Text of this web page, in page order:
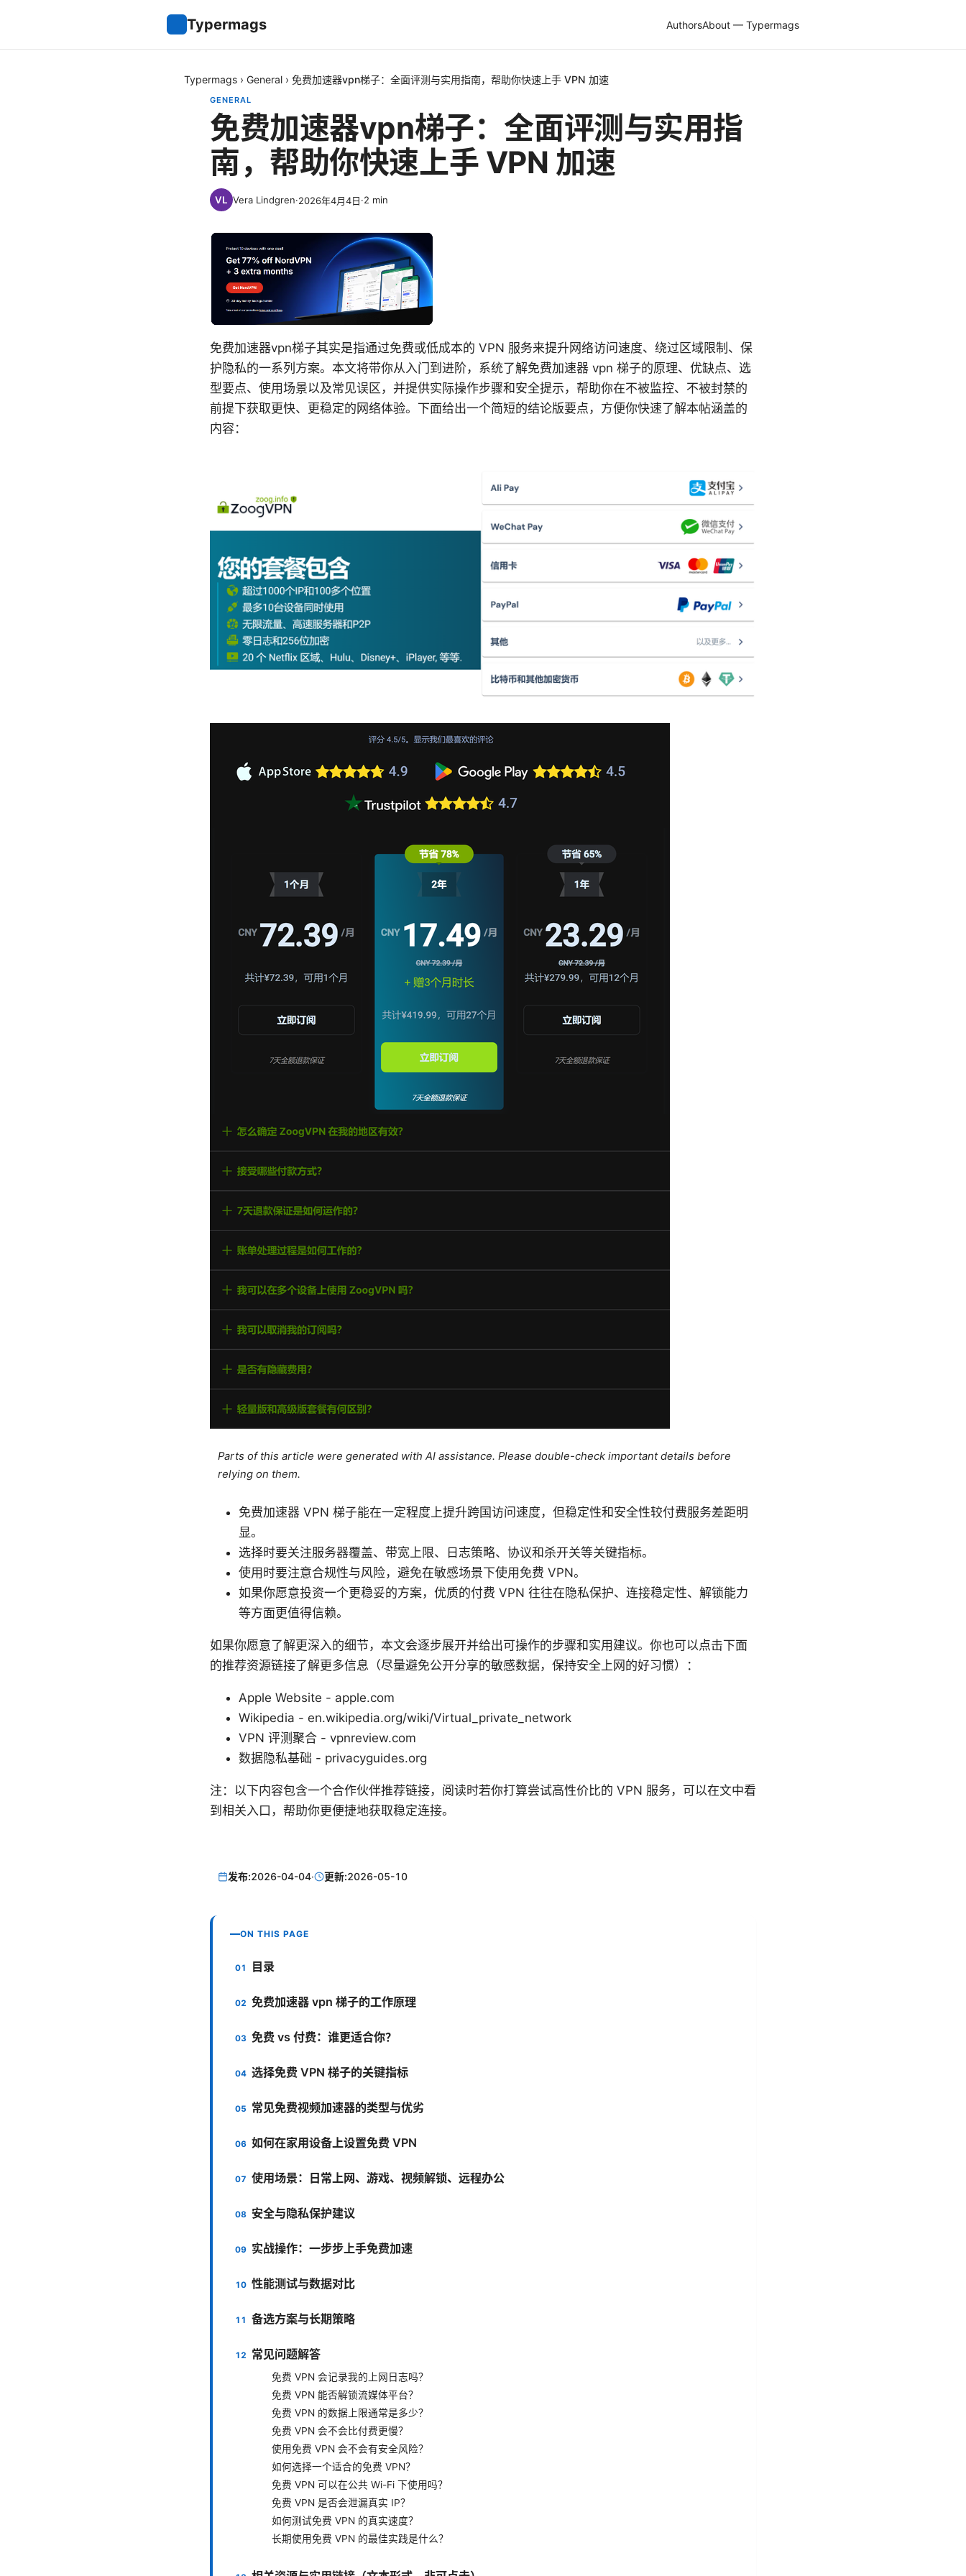
Typermags AuthorsAbout — Typermags
Typermags › General › 免费加速器vpn梯子：全面评测与实用指南，帮助你快速上手 VPN 加速
GENERAL
免费加速器vpn梯子：全面评测与实用指
南，帮助你快速上手 VPN 加速
Vera Lindgren·2026年4月4日·2 min
免费加速器vpn梯子其实是指通过免费或低成本的 VPN 服务来提升网络访问速度、绕过区域限制、保
护隐私的一系列方案。本文将带你从入门到进阶，系统了解免费加速器 vpn 梯子的原理、优缺点、选
型要点、使用场景以及常见误区，并提供实际操作步骤和安全提示，帮助你在不被监控、不被封禁的
前提下获取更快、更稳定的网络体验。下面给出一个简短的结论版要点，方便你快速了解本帖涵盖的
内容：
Parts of this article were generated with AI assistance. Please double-check important details before
relying on them.
免费加速器 VPN 梯子能在一定程度上提升跨国访问速度，但稳定性和安全性较付费服务差距明
显。
选择时要关注服务器覆盖、带宽上限、日志策略、协议和杀开关等关键指标。
使用时要注意合规性与风险，避免在敏感场景下使用免费 VPN。
如果你愿意投资一个更稳妥的方案，优质的付费 VPN 往往在隐私保护、连接稳定性、解锁能力
等方面更值得信赖。
如果你愿意了解更深入的细节，本文会逐步展开并给出可操作的步骤和实用建议。你也可以点击下面
的推荐资源链接了解更多信息（尽量避免公开分享的敏感数据，保持安全上网的好习惯）：
Apple Website - apple.com
Wikipedia - en.wikipedia.org/wiki/Virtual_private_network
VPN 评测聚合 - vpnreview.com
数据隐私基础 - privacyguides.org
注：以下内容包含一个合作伙伴推荐链接，阅读时若你打算尝试高性价比的 VPN 服务，可以在文中看
到相关入口，帮助你更便捷地获取稳定连接。
发布:2026-04-04· 更新:2026-05-10
ON THIS PAGE
目录
免费加速器 vpn 梯子的工作原理
免费 vs 付费：谁更适合你？
选择免费 VPN 梯子的关键指标
常见免费视频加速器的类型与优劣
如何在家用设备上设置免费 VPN
使用场景：日常上网、游戏、视频解锁、远程办公
安全与隐私保护建议
实战操作：一步步上手免费加速
性能测试与数据对比
备选方案与长期策略
常见问题解答
免费 VPN 会记录我的上网日志吗？
免费 VPN 能否解锁流媒体平台？
免费 VPN 的数据上限通常是多少？
免费 VPN 会不会比付费更慢？
使用免费 VPN 会不会有安全风险？
如何选择一个适合的免费 VPN？
免费 VPN 可以在公共 Wi-Fi 下使用吗？
免费 VPN 是否会泄漏真实 IP？
如何测试免费 VPN 的真实速度？
长期使用免费 VPN 的最佳实践是什么？